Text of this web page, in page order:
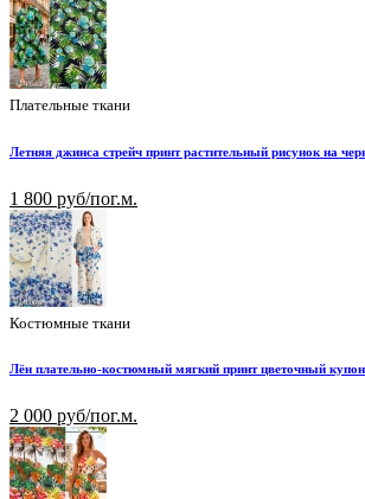
Плательные ткани
Летняя джинса стрейч принт растительный рисунок на
1 800 руб/пог.м.
Костюмные ткани
Лён плательно-костюмный мягкий принт цветочный купон
2 000 руб/пог.м.